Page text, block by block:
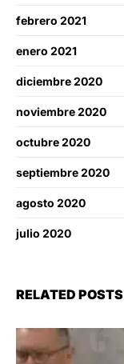
febrero 2021
enero 2021
diciembre 2020
noviembre 2020
octubre 2020
septiembre 2020
agosto 2020
julio 2020
RELATED POSTS